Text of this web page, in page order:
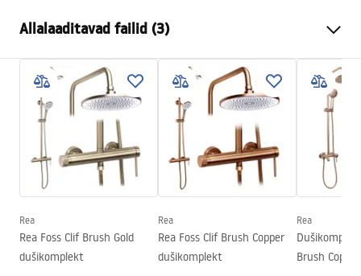
Värv
Kabiini tüüp
Nurgas
Klaasi värvus
Transparent 4mm
Avamismeetod
Kallutatav
Seria
Paigaldamine
Dušialusel või põrandal
Kõrgus (mm)
Dušikabiini suund
Garantii
24 kuud
Allalaaditavad failid (3)
Warunki bezpieczeństwa
WARUNKI BEZPIECZENSTWA KABINY DRZWI
PARAWANY.pdf
Paigaldusjuhend
Kabina Primo Swing.pdf
PRIMO SWING DOOR WITH SIDE PANEL.pdf
Rea
Rea Foss Clif Brush Gold
dušikomplekt
Rea
Rea Foss Clif Brush Copper
dušikomplekt
Rea
Brush Copper